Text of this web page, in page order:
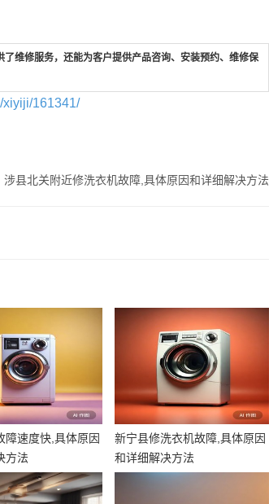
维修服务，还能为客户提供产品咨询、安装预约、维修保
xiyiji/161341/
涉县北关附近修洗衣机故障,具体原因和详细解决方法
障速度快,具体原因
方法
新宁县修洗衣机故障,具体原因
和详细解决方法